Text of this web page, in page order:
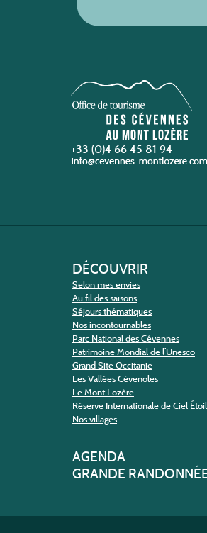
+33 (0)4 66 45 81 94
DÉCOUVRIR
Selon mes envies
Au fil des saisons
Séjours thématiques
Nos incontournables
Parc National des Cévennes
Patrimoine Mondial de l’Unesco
Grand Site Occitanie
Les Vallées Cévenoles
Le Mont Lozère
Réserve Internationale de Ciel
Nos villages
AGENDA
GRANDE